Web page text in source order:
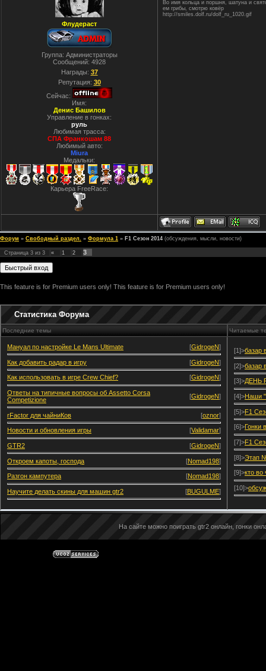
Флудераст
Группа: Администраторы
Сообщений: 4928
Награды: 37
Репутация: 30
Сейчас:
Имя:
Денис Башилов
Управление в гонках:
руль
Любимая трасса:
СПА Франкошам 88
Любимый авто:
Miura
Медальки:
Карьера FreeRace:
Во имя кольца и поршня, шатуна и
ем грибы, смотрю ковёр
http://smiles.dolf.ru/dolf_ru_1020.gif
Форум » Свободный раздел. » Формула 1 » F1 Сезон 2014 (обсуждения, мысли, новости)
Страница 3 из 3 « 1 2 3
This feature is for Premium users only! This feature is for Premium users only!
Статистика Форума
Последние темы Читаемые
Мануал по настройке Le Mans Ultimate [GidrogeN]
Как добавить радар в игру [GidrogeN]
Как использовать в игре Crew Chief? [GidrogeN]
Ответы на типичные вопросы об Assetto Corsa
Competizione
[GidrogeN]
rFactor для чайниКов [oznor]
Новости и обновления игры [Validamar]
GTR2 [GidrogeN]
Откроем капоты, господа [Nomad198]
Разгон кампутера [Nomad198]
Научите делать скины для машин gtr2 [BUGULME]
[1]>базар
[2]>базар
[3]>ДЕНЬ
[4]>Наши
[5]>F1
[6]>Гонки
[7]>F1
[8]>Этап
[9]>кто во
[10]>
На сайте можно поиграть gtr2 онлайн, гонки